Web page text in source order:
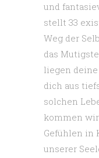
und
stellt 33
Weg der
das
liegen deine
dich aus
solchen
kommen
Gefühlen in
unserer